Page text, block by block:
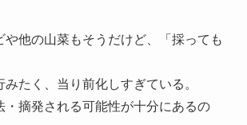
や他の山菜もそうだけど、「採っても
たく、当り前化しすぎている。
・摘発される可能性が十分にあるの